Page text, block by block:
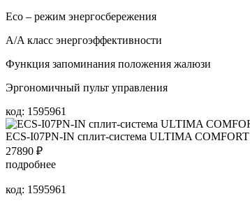
Eco – режим энергосбережения
A/A класс энергоэффективности
Функция запоминания положения жалюзи
Эргономичный пульт управления
код: 1595961
ECS-I07PN-IN сплит-система ULTIMA COMFORT
27890 ₽
подробнее
код: 1595961